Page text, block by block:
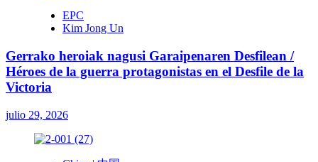
EPC
Kim Jong Un
Gerrako heroiak nagusi Garaipenaren Desfilean /
Héroes de la guerra protagonistas en el Desfile de la
Victoria
julio 29, 2026